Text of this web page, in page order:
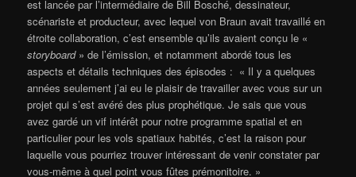
est lancée par l’intermédiaire de Bill Bosché, dessinateur,
scénariste et producteur, avec lequel von Braun avait travaillé en
étroite collaboration, c’est ensemble qu’ils avaient conçu le «
storyboard» de l’émission, et notamment abordé tous les
aspects et détails techniques des épisodes : « Il y a quelques
années seulement j’ai eu le plaisir de travailler avec vous sur un
projet qui s’est avéré des plus prophétique. Je sais que vous
avez gardé un vif intérêt pour notre programme spatial et en
particulier pour les vols spatiaux habités, c’est la raison pour
laquelle vous pourriez trouver intéressant de venir constater par
vous-même à quel point vous fûtes prémonitoire. »